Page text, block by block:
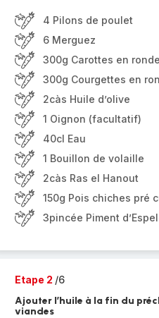
4 Pilons de poulet
6 Merguez
300g Carottes en
300g Courgettes en
2càs Huile d’olive
1 Oignon (facultatif)
40cl Eau
1 Bouillon de volaille
2càs Ras el Hanout
150g Pois chiches pré
3pincée Piment
Etape 2 /6
Ajouter l’huile à la fin du
viandes